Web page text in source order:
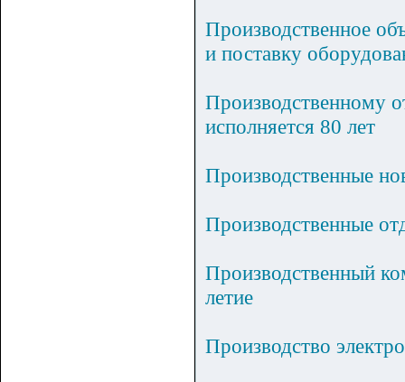
Производственное
и поставку
Производственному
исполняется 80 лет
Производственные
Производственные
Производственный
летие
Производство